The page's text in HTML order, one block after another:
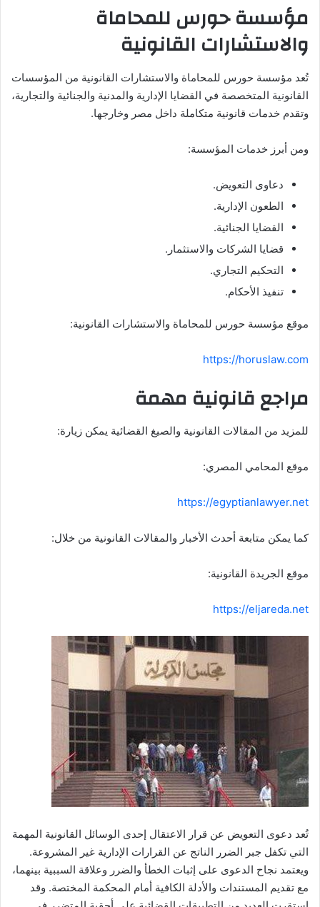
مؤسسة حورس للمحاماة
والاستشارات القانونية
تُعد مؤسسة حورس للمحاماة والاستشارات القانونية من المؤسسات
القانونية المتخصصة في القضايا الإدارية والمدنية والجنائية والتجارية،
وتقدم خدمات قانونية متكاملة داخل مصر وخارجها.
ومن أبرز خدمات المؤسسة:
دعاوى التعويض.
الطعون الإدارية.
القضايا الجنائية.
قضايا الشركات والاستثمار.
التحكيم التجاري.
تنفيذ الأحكام.
موقع مؤسسة حورس للمحاماة والاستشارات القانونية:
https://horuslaw.com
مراجع قانونية مهمة
للمزيد من المقالات القانونية والصيغ القضائية يمكن زيارة:
موقع المحامي المصري:
https://egyptianlawyer.net
كما يمكن متابعة أحدث الأخبار والمقالات القانونية من خلال:
موقع الجريدة القانونية:
https://eljareda.net
تُعد دعوى التعويض عن قرار الاعتقال إحدى الوسائل القانونية المهمة
التي تكفل جبر الضرر الناتج عن القرارات الإدارية غير المشروعة.
ويعتمد نجاح الدعوى على إثبات الخطأ والضرر وعلاقة السببية بينهما،
مع تقديم المستندات والأدلة الكافية أمام المحكمة المختصة. وقد